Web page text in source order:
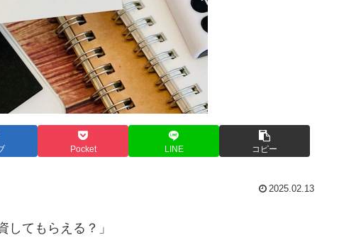
Pocket LINE コピー
2025.02.13
してもらえる？」